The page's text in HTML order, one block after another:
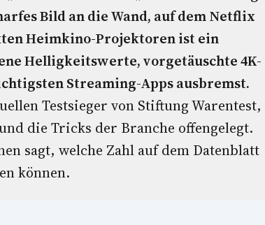
Bild an die Wand, auf dem Netflix
Heimkino-Projektoren ist ein
Helligkeitswerte, vorgetäuschte 4K-
Streaming-Apps ausbremst.
Testsieger von Stiftung Warentest,
die Tricks der Branche offengelegt.
sagt, welche Zahl auf dem Datenblatt
können.